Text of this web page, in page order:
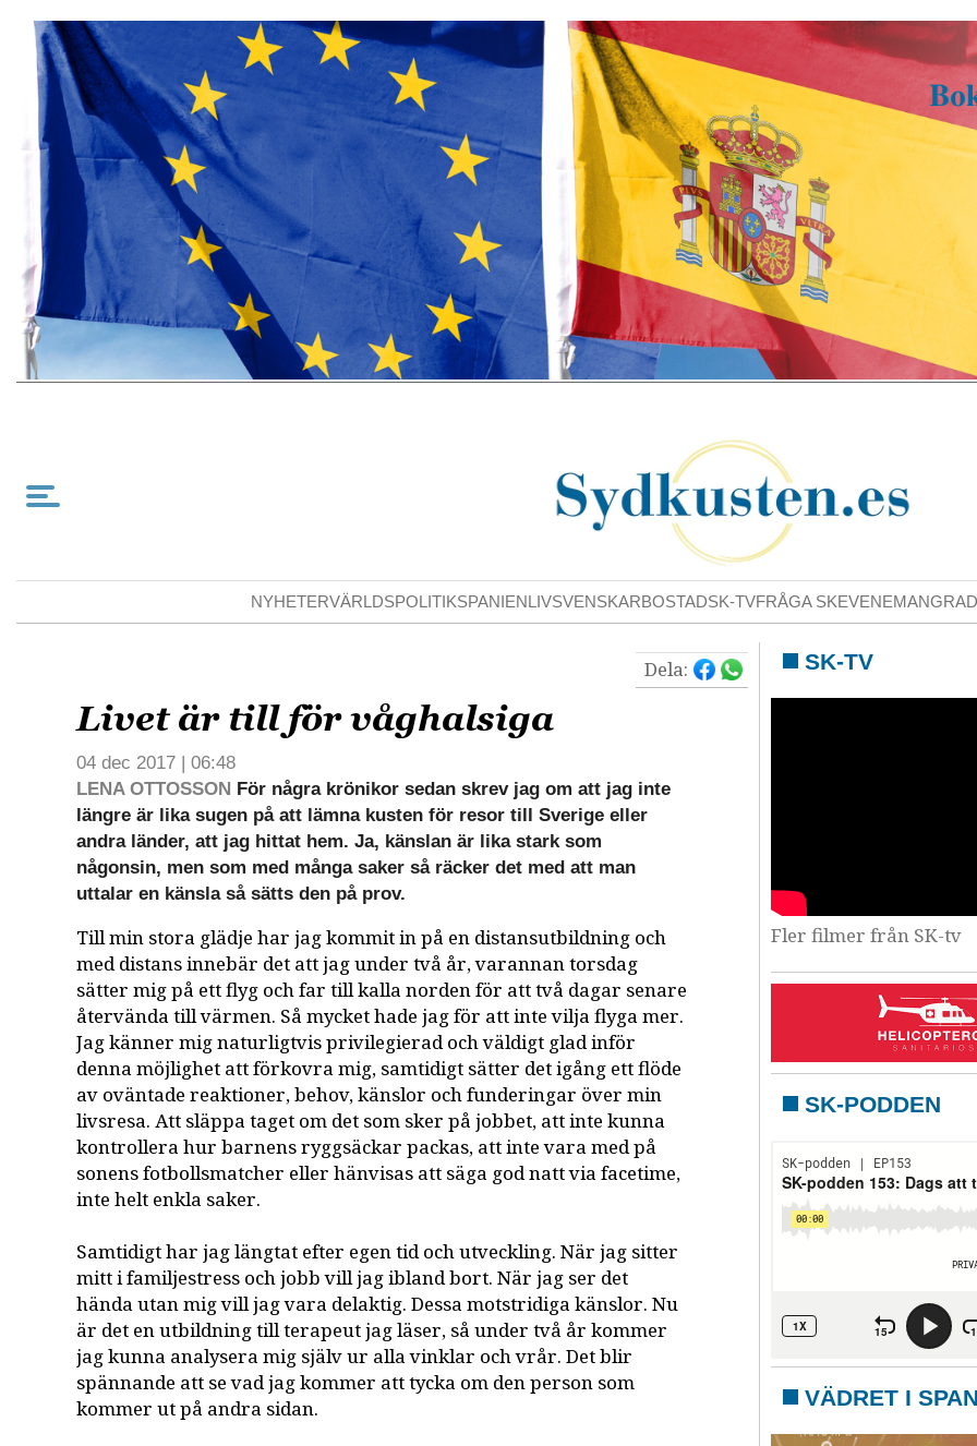
NYHETERVÄRLDSPOLITIKSPANIENLIVSVENSKARBOSTADSK-TVFRÅGA SKEVENEMANG
Dela:
Livet är till för våghalsiga
04 dec 2017 | 06:48
LENA OTTOSSON För några krönikor sedan skrev jag om att jag inte
längre är lika sugen på att lämna kusten för resor till Sverige eller
andra länder, att jag hittat hem. Ja, känslan är lika stark som
någonsin, men som med många saker så räcker det med att man
uttalar en känsla så sätts den på prov.
Till min stora glädje har jag kommit in på en distansutbildning och
med distans innebär det att jag under två år, varannan torsdag
sätter mig på ett flyg och far till kalla norden för att två dagar senare
återvända till värmen. Så mycket hade jag för att inte vilja flyga mer.
Jag känner mig naturligtvis privilegierad och väldigt glad inför
denna möjlighet att förkovra mig, samtidigt sätter det igång ett flöde
av oväntade reaktioner, behov, känslor och funderingar över min
livsresa. Att släppa taget om det som sker på jobbet, att inte kunna
kontrollera hur barnens ryggsäckar packas, att inte vara med på
sonens fotbollsmatcher eller hänvisas att säga god natt via facetime,
inte helt enkla saker.
Samtidigt har jag längtat efter egen tid och utveckling. När jag sitter
mitt i familjestress och jobb vill jag ibland bort. När jag ser det
hända utan mig vill jag vara delaktig. Dessa motstridiga känslor. Nu
är det en utbildning till terapeut jag läser, så under två år kommer
jag kunna analysera mig själv ur alla vinklar och vrår. Det blir
spännande att se vad jag kommer att tycka om den person som
kommer ut på andra sidan.
SK-TV
Fler filmer från SK-tv
SK-PODDEN
VÄDRET I